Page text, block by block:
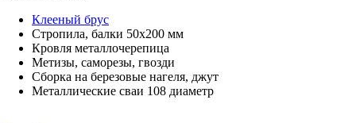
Клееный брус
Стропила, балки 50х200 мм
Кровля металлочерепица
Метизы, саморезы, гвозди
Сборка на березовые нагеля, джут
Металлические сваи 108 диаметр